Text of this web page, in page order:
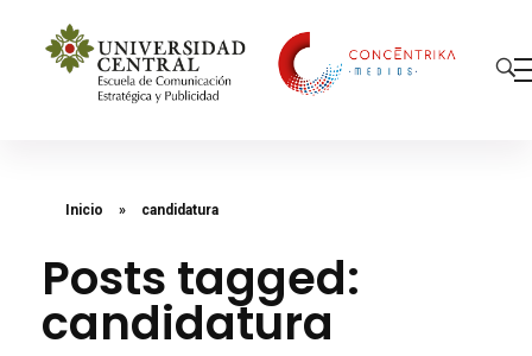
Inicio » candidatura
Posts tagged:
candidatura